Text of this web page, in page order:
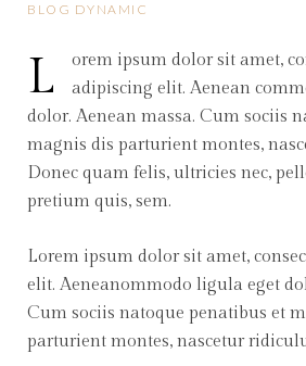
BLOG DYNAMIC
Lorem ipsum dolor sit amet, consectetuer
adipiscing elit. Aenean
dolor. Aenean massa. Cum sociis
magnis dis parturient montes,
Donec quam felis, ultricies nec,
pretium quis, sem.
Lorem ipsum dolor sit amet,
elit. Aeneanommodo ligula eget
Cum sociis natoque penatibus et
parturient montes, nascetur